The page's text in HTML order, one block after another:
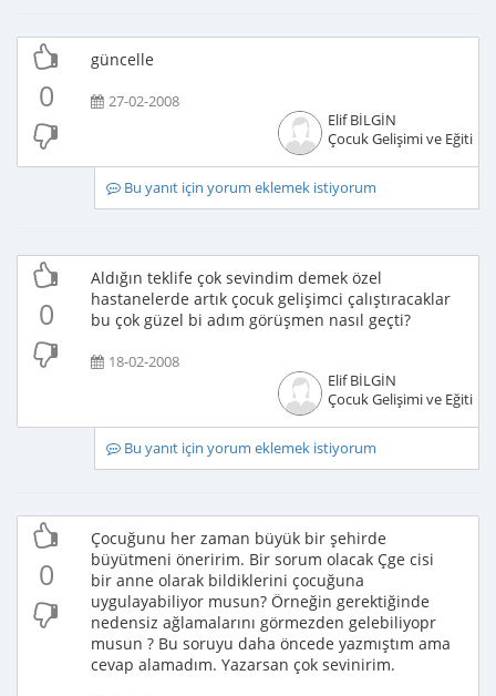
0
güncelle
27-02-2008
Elif BİLGİN
Çocuk Gelişimi ve
Bu yanıt için yorum eklemek istiyorum
0
Aldığın teklife çok sevindim demek özel
hastanelerde artık çocuk gelişimci çalıştıracaklar
bu çok güzel bi adım görüşmen nasıl geçti?
18-02-2008
Elif BİLGİN
Çocuk Gelişimi ve
Bu yanıt için yorum eklemek istiyorum
0
Çocuğunu her zaman büyük bir şehirde
büyütmeni öneririm. Bir sorum olacak Çge cisi
bir anne olarak bildiklerini çocuğuna
uygulayabiliyor musun? Örneğin gerektiğinde
nedensiz ağlamalarını görmezden gelebiliyopr
musun ? Bu soruyu daha öncede yazmıştım ama
cevap alamadım. Yazarsan çok sevinirim.